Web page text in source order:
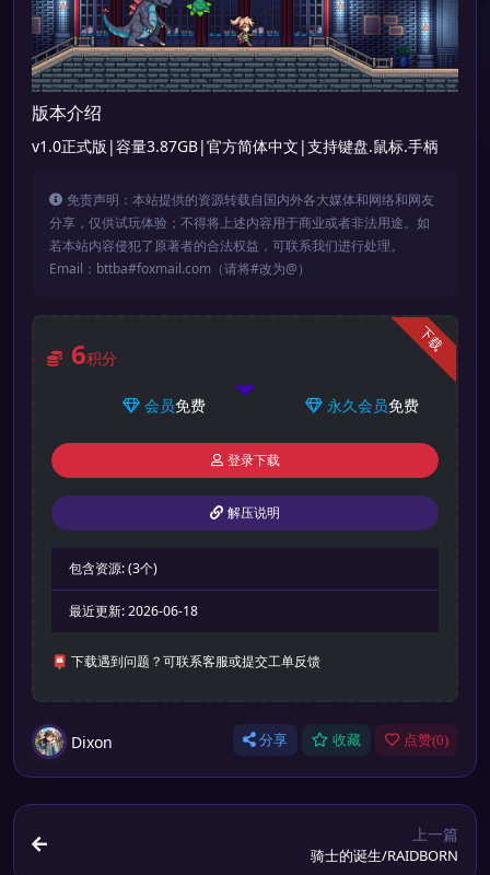
版本介绍
v1.0正式版|容量3.87GB|官方简体中文|支持键盘.鼠标.手柄
免责声明：本站提供的资源转载自国内外各大媒体和网络和网友
分享，仅供试玩体验；不得将上述内容用于商业或者非法用途。如
若本站内容侵犯了原著者的合法权益，可联系我们进行处理。
Email：bttba#foxmail.com（请将#改为@）
下载
6积分
会员免费 永久会员免费
登录下载
解压说明
包含资源:(3个)
最近更新:2026-06-18
📮 下载遇到问题？可联系客服或提交工单反馈
Dixon 分享 收藏 点赞(0)
上一篇
骑士的诞生/RAIDBORN